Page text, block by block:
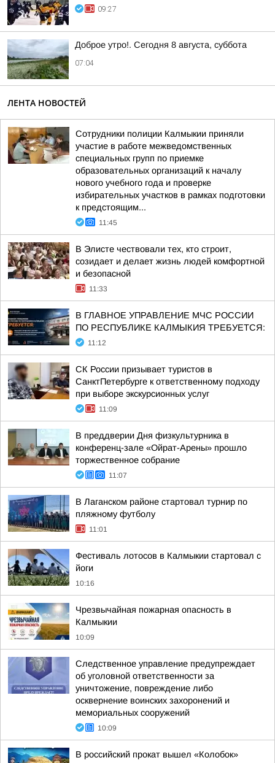
09:27
Доброе утро!. Сегодня 8 августа, суббота
07:04
ЛЕНТА НОВОСТЕЙ
Сотрудники полиции Калмыкии приняли
участие в работе межведомственных
специальных групп по приемке
образовательных организаций к началу
нового учебного года и проверке
избирательных участков в рамках подготовки
к предстоящим...
11:45
В Элисте чествовали тех, кто строит,
созидает и делает жизнь людей комфортной
и безопасной
11:33
В ГЛАВНОЕ УПРАВЛЕНИЕ МЧС РОССИИ
ПО РЕСПУБЛИКЕ КАЛМЫКИЯ ТРЕБУЕТСЯ:
11:12
СК России призывает туристов в
СанктПетербурге к ответственному подходу
при выборе экскурсионных услуг
11:09
В преддверии Дня физкультурника в
конференц-зале «Ойрат-Арены» прошло
торжественное собрание
11:07
В Лаганском районе стартовал турнир по
пляжному футболу
11:01
Фестиваль лотосов в Калмыкии стартовал с
йоги
10:16
Чрезвычайная пожарная опасность в
Калмыкии
10:09
Следственное управление предупреждает
об уголовной ответственности за
уничтожение, повреждение либо
осквернение воинских захоронений и
мемориальных сооружений
10:09
В российский прокат вышел «Колобок»